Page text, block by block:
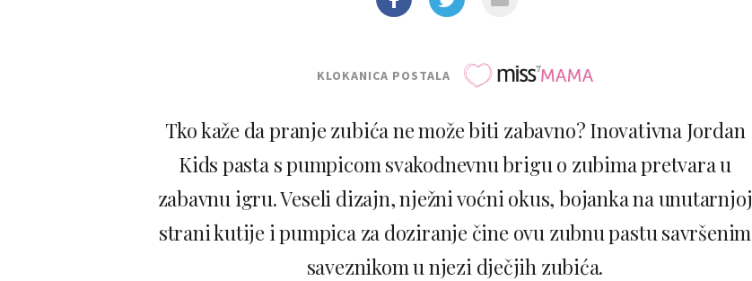
KLOKANICA POSTALA
Tko kaže da pranje zubića ne može biti zabavno? Inovativna Jordan
Kids pasta s pumpicom svakodnevnu brigu o zubima pretvara u
zabavnu igru. Veseli dizajn, nježni voćni okus, bojanka na unutarnjoj
strani kutije i pumpica za doziranje čine ovu zubnu pastu savršenim
saveznikom u njezi dječjih zubića.